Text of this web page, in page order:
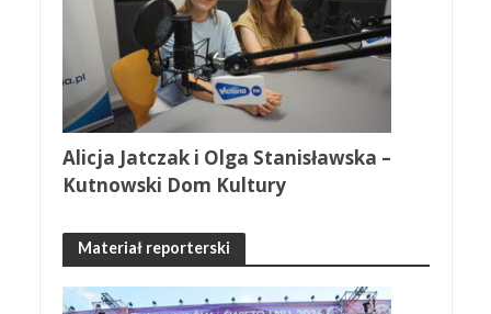
Alicja Jatczak i Olga Stanisławska –
Kutnowski Dom Kultury
Materiał reporterski